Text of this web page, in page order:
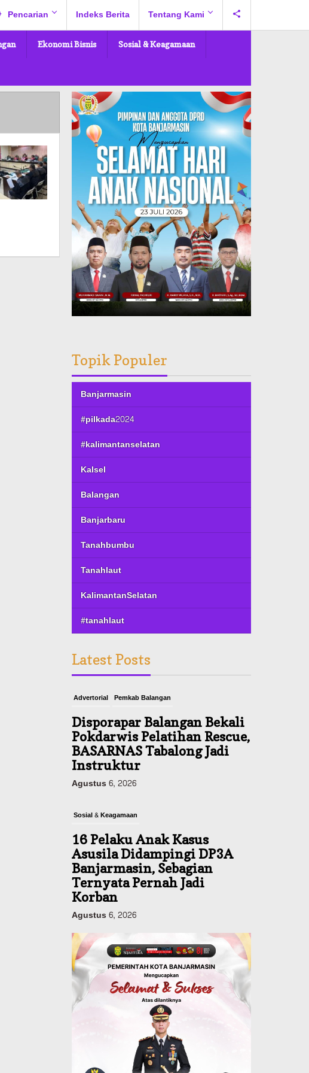
Pencarian Indeks Berita Tentang Kami
Ekonomi Bisnis Sosial & Keagamaan
Topik Populer
Banjarmasin
#pilkada2024
#kalimantanselatan
Kalsel
Balangan
Banjarbaru
Tanahbumbu
Tanahlaut
KalimantanSelatan
#tanahlaut
Latest Posts
Advertorial Pemkab Balangan
Disporapar Balangan Bekali
Pokdarwis Pelatihan Rescue,
BASARNAS Tabalong Jadi
Instruktur
Agustus 6, 2026
Sosial & Keagamaan
16 Pelaku Anak Kasus
Asusila Didampingi DP3A
Banjarmasin, Sebagian
Ternyata Pernah Jadi
Korban
Agustus 6, 2026
Dinas PUPR Kalsel Pembangunan
Tindak Lanjut
Pascakecelakaan Maut,
Pemerintah Janji
Tingkatkan Fasilitas
Keselamatan Jalan
Alternatif Banjarbaru–